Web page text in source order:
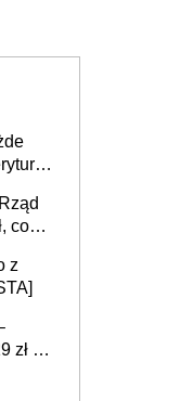
co
z
zł za